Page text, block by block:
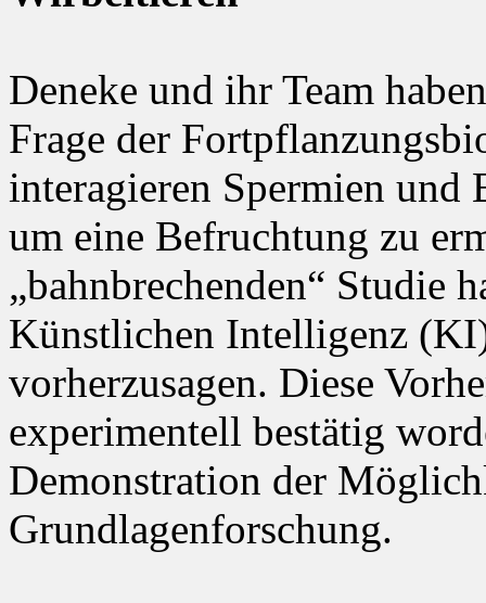
Deneke und ihr Team
Frage der
interagieren Spermien und
um eine Befruchtung zu
„bahnbrechenden“ Studie
Künstlichen Intelligenz
vorherzusagen. Diese
experimentell bestätig
Demonstration der
Grundlagenforschung.